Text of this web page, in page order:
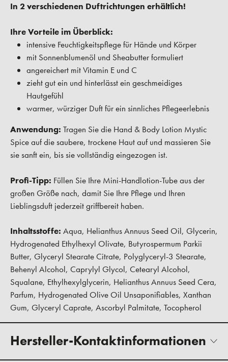
In 2 verschiedenen Duftrichtungen erhältlich!
Ihre Vorteile im Überblick:
intensive Feuchtigkeitspflege für Hände und Körper
mit Sonnenblumenöl und Sheabutter formuliert
angereichert mit Vitamin E und C
zieht gut ein und hinterlässt ein geschmeidiges
Hautgefühl
warmer, würziger Duft für ein sinnliches Pflegeerlebnis
Anwendung: Tragen Sie die Hand & Body Lotion Mystic
Spice auf die saubere, trockene Haut auf und massieren Sie
sie sanft ein, bis sie vollständig eingezogen ist.
Profi-Tipp: Füllen Sie Ihre Mini-Handlotion-Tube aus der
großen Größe nach, damit Sie Ihre Pflege und Ihren
Lieblingsduft jederzeit griffbereit haben.
Inhaltsstoffe: Aqua, Helianthus Annuus Seed Oil, Glycerin,
Hydrogenated Ethylhexyl Olivate, Butyrospermum Parkii
Butter, Glyceryl Stearate Citrate, Polyglyceryl-3 Stearate,
Behenyl Alcohol, Caprylyl Glycol, Cetearyl Alcohol,
Squalane, Ethylhexylglycerin, Helianthus Annuus Seed Cera,
Parfum, Hydrogenated Olive Oil Unsaponifiables, Xanthan
Gum, Glyceryl Caprate, Ascorbyl Palmitate, Tocopherol
Hersteller-Kontaktinformationen